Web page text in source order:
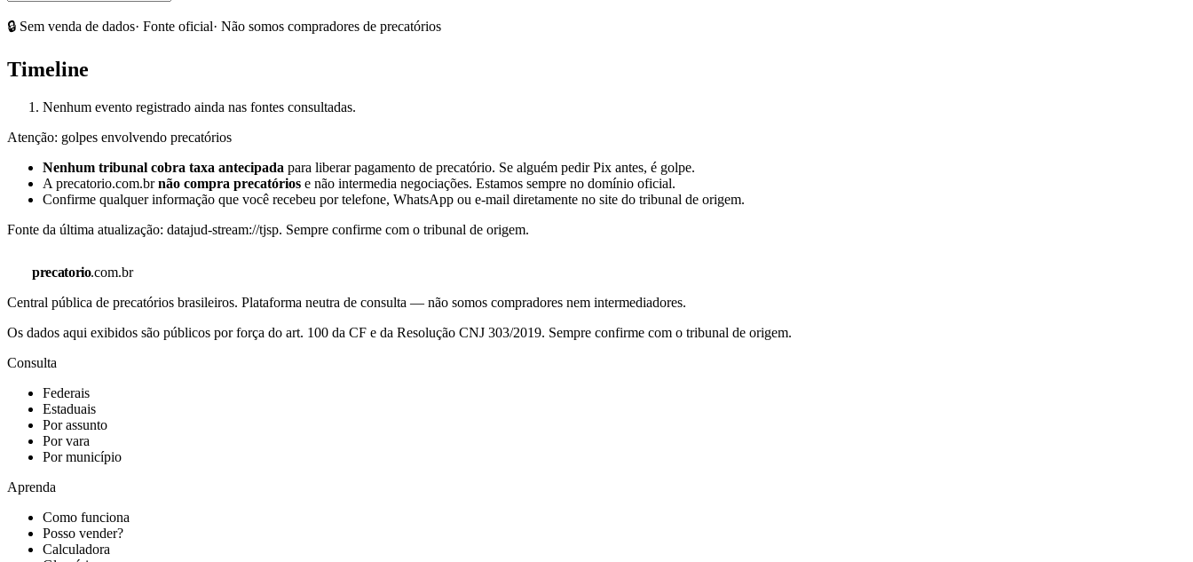
🔒 Sem venda de dados· Fonte oficial· Não somos compradores de precatórios
Timeline
Nenhum evento registrado ainda nas fontes consultadas.
Atenção: golpes envolvendo precatórios
Nenhum tribunal cobra taxa antecipada para liberar pagamento de precatório. Se alguém pedir Pix antes, é golpe.
A precatorio.com.brnão compra precatórios e não intermedia negociações. Estamos sempre no domínio oficial.
Confirme qualquer informação que você recebeu por telefone, WhatsApp ou e-mail diretamente no site do tribunal de origem.
Fonte da última atualização: datajud-stream://tjsp. Sempre confirme com o tribunal de origem.
precatorio.com.br
Central pública de precatórios brasileiros. Plataforma neutra de consulta — não somos compradores nem intermediadores.
Os dados aqui exibidos são públicos por força do art. 100 da CF e da Resolução CNJ 303/2019. Sempre confirme com o tribunal de origem.
Consulta
Federais
Estaduais
Por assunto
Por vara
Por município
Aprenda
Como funciona
Posso vender?
Calculadora